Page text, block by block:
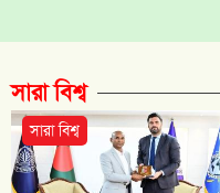
সারা বিশ্ব
সারা বিশ্ব